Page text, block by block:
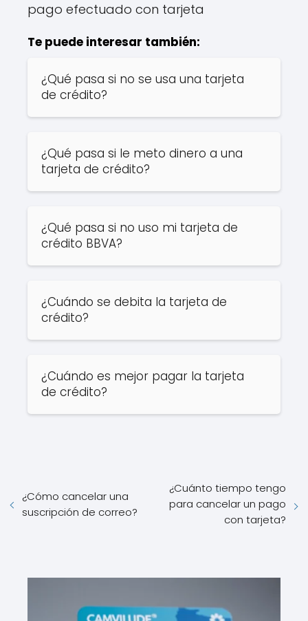
pago efectuado con tarjeta
Te puede interesar también:
¿Qué pasa si no se usa una tarjeta
de crédito?
¿Qué pasa si le meto dinero a una
tarjeta de crédito?
¿Qué pasa si no uso mi tarjeta de
crédito BBVA?
¿Cuándo se debita la tarjeta de
crédito?
¿Cuándo es mejor pagar la tarjeta
de crédito?
¿Cómo cancelar una
suscripción de correo?
¿Cuánto tiempo tengo
para cancelar un pago
con tarjeta?